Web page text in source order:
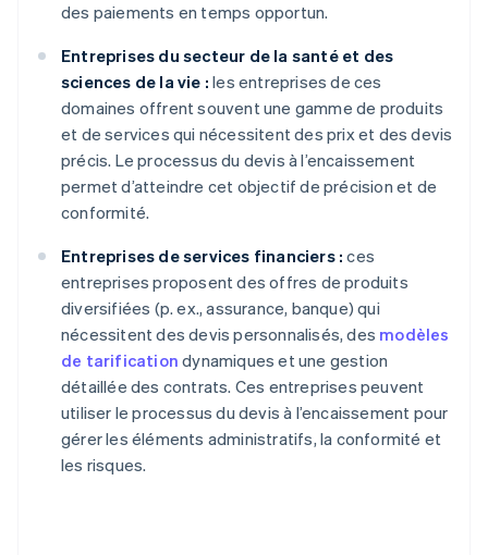
des paiements en temps opportun.
Entreprises du secteur de la santé et des
sciences de la vie : les entreprises de ces
domaines offrent souvent une gamme de produits
et de services qui nécessitent des prix et des devis
précis. Le processus du devis à l’encaissement
permet d’atteindre cet objectif de précision et de
conformité.
Entreprises de services financiers : ces
entreprises proposent des offres de produits
diversifiées (p. ex., assurance, banque) qui
nécessitent des devis personnalisés, des modèles
de tarification dynamiques et une gestion
détaillée des contrats. Ces entreprises peuvent
utiliser le processus du devis à l’encaissement pour
gérer les éléments administratifs, la conformité et
les risques.